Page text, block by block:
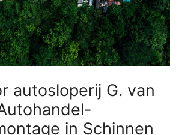
autosloperij G. van
in Schinnen